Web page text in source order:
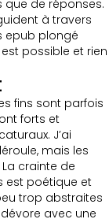
que de réponses.
à travers
epub plongé
possible et rien
fins sont parfois
forts et
J’ai
mais les
crainte de
est poétique et
trop abstraites
avec une